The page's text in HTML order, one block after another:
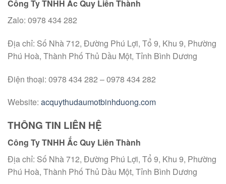
Công Ty TNHH Ắc Quy Liên Thành
Zalo: 0978 434 282
Địa chỉ: Số Nhà 712, Đường Phú Lợi, Tổ 9, Khu 9, Phường
Phú Hoà, Thành Phố Thủ Dầu Một, Tỉnh Bình Dương
Điện thoại: 0978 434 282 – 0978 434 282
Website: acquythudaumotbinhduong.com
THÔNG TIN LIÊN HỆ
Công Ty TNHH Ắc Quy Liên Thành
Địa chỉ: Số Nhà 712, Đường Phú Lợi, Tổ 9, Khu 9, Phường
Phú Hoà, Thành Phố Thủ Dầu Một, Tỉnh Bình Dương